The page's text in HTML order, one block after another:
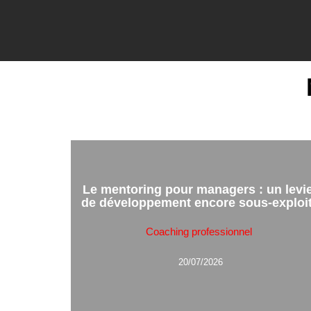
Le mentoring pour managers : un
de développement encore sous-
Coaching professionnel
20/07/2026